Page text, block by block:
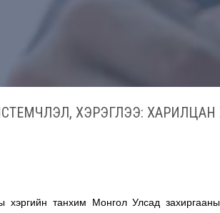
ХЭРЭГЛЭЭ:
хэргийн танхим Монгол Улсад